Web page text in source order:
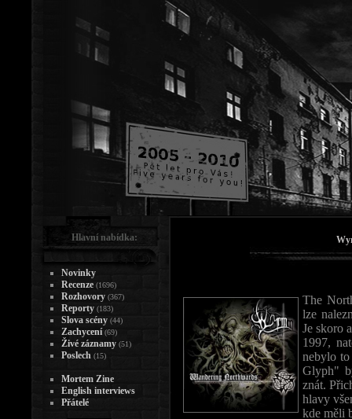
The
lze
Je skoro
1997,
nebylo
Glyph"
znát.
hlavy
kde měli
Hlavní nabídka:
Novinky
Recenze (1696)
Rozhovory (367)
Reporty (183)
Slova scény (44)
Zachycení (69)
Živé záznamy (51)
Poslech (15)
Mortem Zine
English interviews
Přátelé